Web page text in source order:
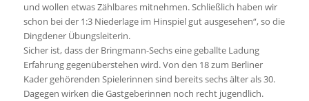
und wollen etwas Zählbares mitnehmen. Schließlich haben wir
schon bei der 1:3 Niederlage im Hinspiel gut ausgesehen“, so die
Dingdener Übungsleiterin.
Sicher ist, dass der Bringmann-Sechs eine geballte Ladung
Erfahrung gegenüberstehen wird. Von den 18 zum Berliner
Kader gehörenden Spielerinnen sind bereits sechs älter als 30.
Dagegen wirken die Gastgeberinnen noch recht jugendlich.